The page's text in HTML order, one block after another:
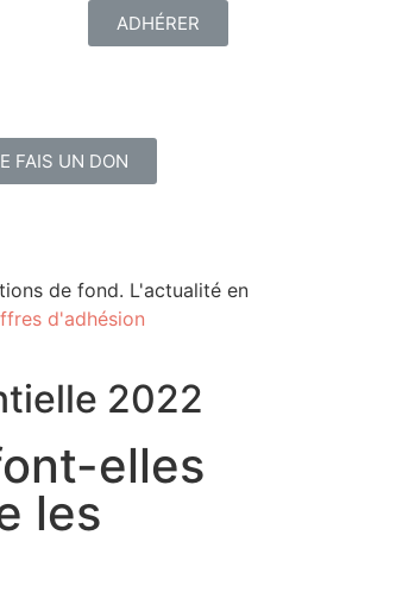
ADHÉRER
FAIS UN DON
de fond. L'actualité en
d'adhésion
2022
elles
les